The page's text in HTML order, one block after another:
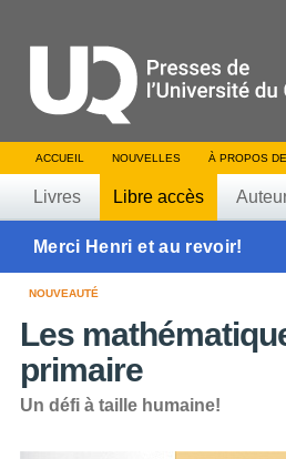
ACCUEIL NOUVELLES À PROPOS
Livres Libre accès
Merci Henri et au revoir!
NOUVEAUTÉ
Les
primaire
Un défi à taille humaine!